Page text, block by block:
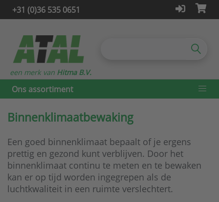
+31 (0)36 535 0651
Ons assortiment
een merk van Hitma B.V.
Binnenklimaatbewaking
Een goed binnenklimaat bepaalt of je ergens
prettig en gezond kunt verblijven. Door het
binnenklimaat continu te meten en te bewaken
kan er op tijd worden ingegrepen als de
luchtkwaliteit in een ruimte verslechtert.